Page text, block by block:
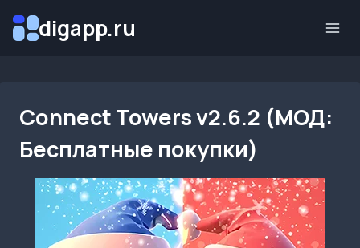
digapp.ru
Connect Towers v2.6.2 (МОД:
Бесплатные покупки)